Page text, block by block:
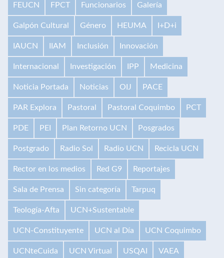
FEUCN FPCT Funcionarios Galería
Galpón Cultural Género HEUMA I+D+i
IAUCN IIAM Inclusión Innovación
Internacional Investigación IPP Medicina
Noticia Portada Noticias OIJ PACE
PAR Explora Pastoral Pastoral Coquimbo PCT
PDE PEI Plan Retorno UCN Posgrados
Postgrado Radio Sol Radio UCN Recicla UCN
Rector en los medios Red G9 Reportajes
Sala de Prensa Sin categoría Tarpuq
Teología-Afta UCN+Sustentable
UCN-Constituyente UCN al Día UCN Coquimbo
UCNteCuida UCN Virtual USQAI VAEA